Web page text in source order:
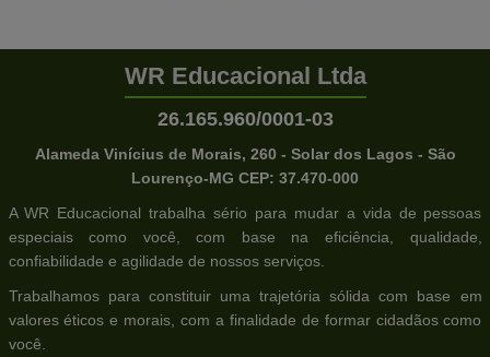
WR Educacional Ltda
26.165.960/0001-03
Alameda Vinícius de Morais, 260 - Solar dos Lagos - São
Lourenço-MG CEP: 37.470-000
A WR Educacional trabalha sério para mudar a vida de pessoas
especiais como você, com base na eficiência, qualidade,
confiabilidade e agilidade de nossos serviços.
Trabalhamos para constituir uma trajetória sólida com base em
valores éticos e morais, com a finalidade de formar cidadãos como
você.